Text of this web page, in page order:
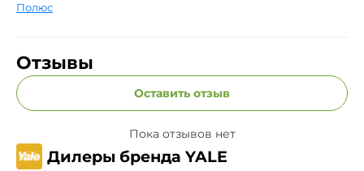
Полюс
Отзывы
Оставить отзыв
Пока отзывов нет
Дилеры бренда YALE